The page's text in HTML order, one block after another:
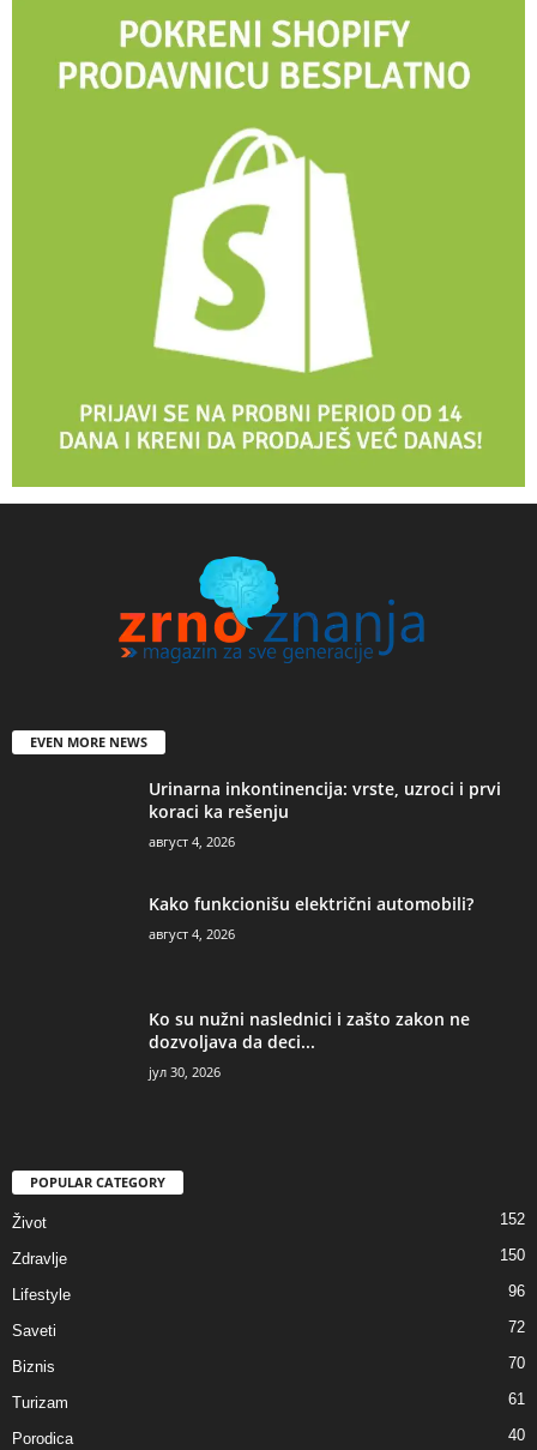
EVEN MORE NEWS
Urinarna inkontinencija: vrste, uzroci i prvi
koraci ka rešenju
август 4, 2026
Kako funkcionišu električni automobili?
август 4, 2026
Ko su nužni naslednici i zašto zakon ne
dozvoljava da deci...
јул 30, 2026
POPULAR CATEGORY
Život 152
Zdravlje 150
Lifestyle 96
Saveti 72
Biznis 70
Turizam 61
Porodica 40